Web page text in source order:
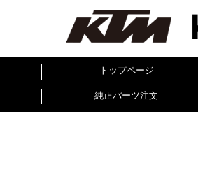
トップページ
純正パーツ注文